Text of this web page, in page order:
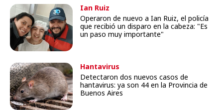
Ian Ruiz
Operaron de nuevo a Ian Ruiz, el policía
que recibió un disparo en la cabeza: "Es
un paso muy importante"
Hantavirus
Detectaron dos nuevos casos de
hantavirus: ya son 44 en la Provincia de
Buenos Aires